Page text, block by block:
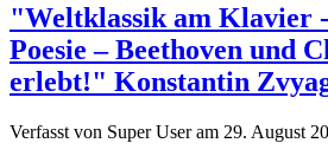
"Weltklassik am Klavier
Poesie – Beethoven und
erlebt!" Konstantin
Verfasst von Super User am 29. August